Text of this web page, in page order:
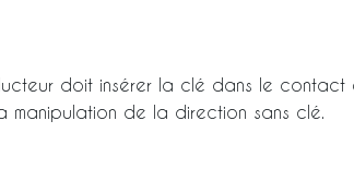
doit insérer la clé dans le
manipulation de la direction sans clé.